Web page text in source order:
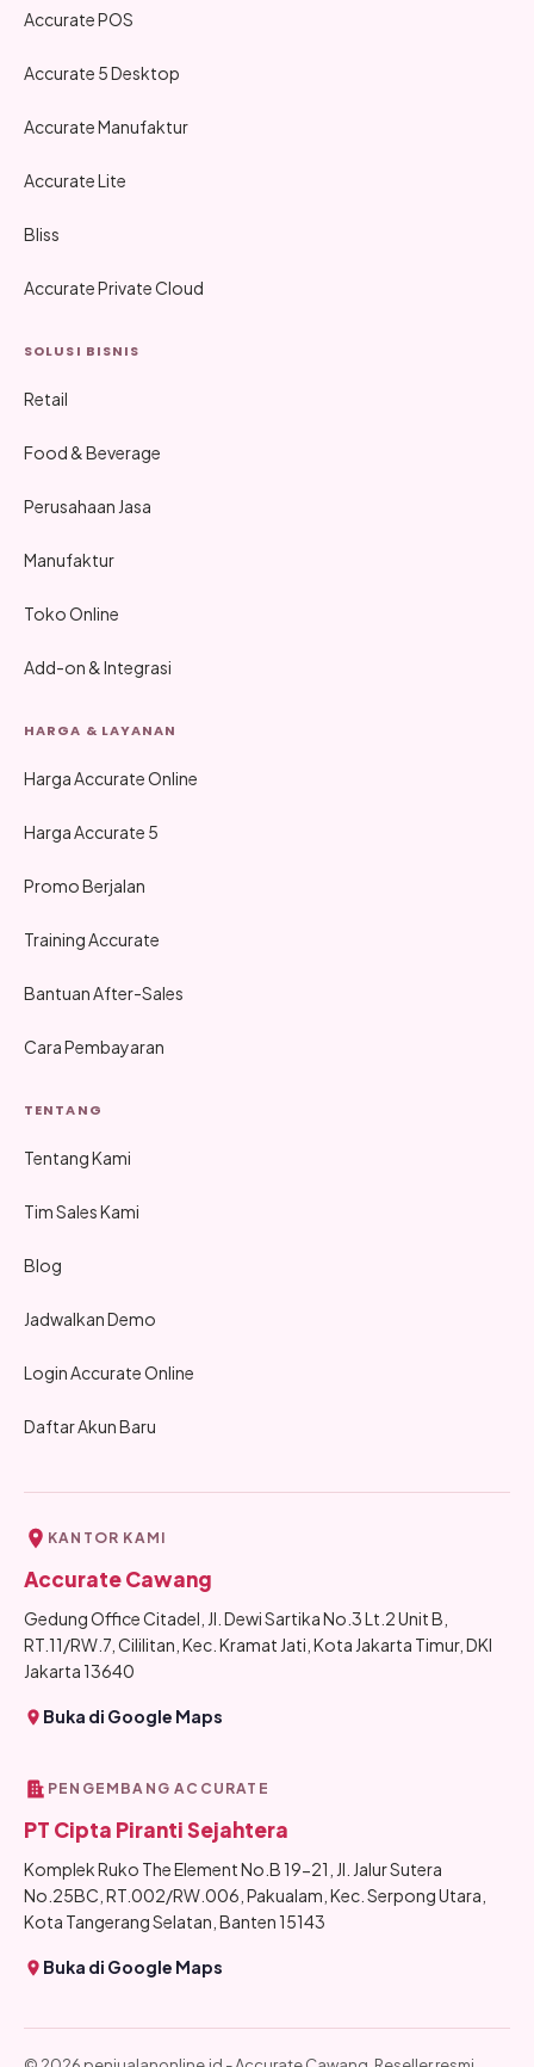
Accurate POS
Accurate 5 Desktop
Accurate Manufaktur
Accurate Lite
Bliss
Accurate Private Cloud
SOLUSI BISNIS
Retail
Food & Beverage
Perusahaan Jasa
Manufaktur
Toko Online
Add-on & Integrasi
HARGA & LAYANAN
Harga Accurate Online
Harga Accurate 5
Promo Berjalan
Training Accurate
Bantuan After-Sales
Cara Pembayaran
TENTANG
Tentang Kami
Tim Sales Kami
Blog
Jadwalkan Demo
Login Accurate Online
Daftar Akun Baru
KANTOR KAMI
Accurate Cawang
Gedung Office Citadel, Jl. Dewi Sartika No.3 Lt.2 Unit B,
RT.11/RW.7, Cililitan, Kec. Kramat Jati, Kota Jakarta Timur, DKI
Jakarta 13640
Buka di Google Maps
PENGEMBANG ACCURATE
PT Cipta Piranti Sejahtera
Komplek Ruko The Element No.B 19-21, Jl. Jalur Sutera
No.25BC, RT.002/RW.006, Pakualam, Kec. Serpong Utara,
Kota Tangerang Selatan, Banten 15143
Buka di Google Maps